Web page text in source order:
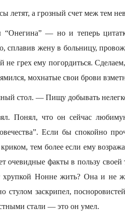
а грозный счет меж тем
“Онегина” — но и теперь
сплавив жену в больницу,
не грех ему погордиться.
мохнатые свои брови
стол. — Пищу добывать
Понял, что он сейчас
Если бы спокойно
тем более если ему
очевидные факты в пользу своей
хрупкой Нонне жить? Она и не
стулом заскрипел,
стали — это он умел.